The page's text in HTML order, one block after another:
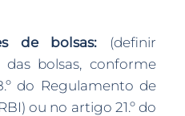
de bolsas: (definir
bolsas, conforme
do Regulamento de
ou no artigo 21.º do